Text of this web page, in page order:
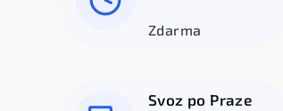
Zdarma
Svoz po Praze